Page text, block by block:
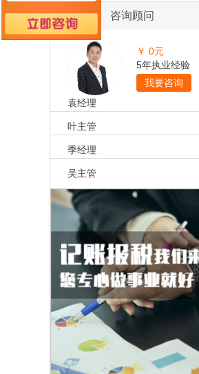
恭喜祝小姐 签约公司注册
恭喜汪*公司签约代账
恭喜杭州*贸易有限公司合规成功
恭喜孙总公司高新申报成功
恭喜月*有限公司注销成功
恭喜杭州**网络科技公司核名成功
恭喜黄总签约公司注册
恭喜**米餐饮成功代账
恭喜杭州**文化传媒有限合规成功
咨询顾问
￥ 0元
5年执业经验
我要咨询
袁经理
叶主管
季经理
吴主管